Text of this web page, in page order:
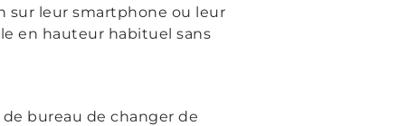
sur leur smartphone ou leur
en hauteur habituel sans
bureau de changer de